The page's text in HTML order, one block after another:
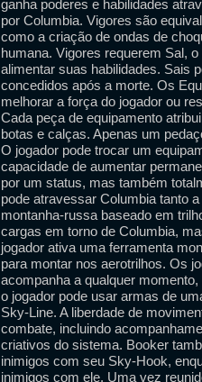
ganha poderes e habilidades
por Columbia. Vigores são
como a criação de ondas de
humana. Vigores requerem Sal,
alimentar suas habilidades. Sais
concedidos após a morte. Os
melhorar a força do jogador ou
Cada peça de equipamento
botas e calças. Apenas um
O jogador pode trocar um
capacidade de aumentar
por um status, mas também
pode atravessar Columbia tanto
montanha-russa baseado em
cargas em torno de Columbia,
jogador ativa uma ferramenta
para montar nos aerotrilhos. Os
acompanha a qualquer
o jogador pode usar armas de
Sky-Line. A liberdade de
combate, incluindo
criativos do sistema. Booker
inimigos com seu Sky-Hook,
inimigos com ele. Uma vez